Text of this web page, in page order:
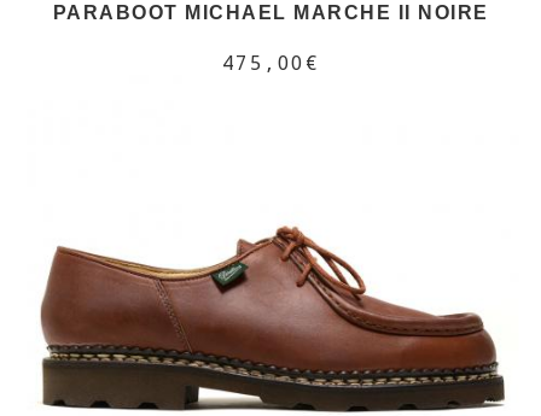
PARABOOT MICHAEL MARCHE II NOIRE
475,00€